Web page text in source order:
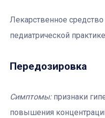
Лекарственное
педиатрической
Передозировка
Симптомы:признаки
повышения